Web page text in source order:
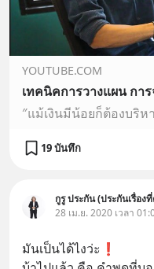
YOUTUBE.COM
19 บันทึก
กูรู ประกัน (ประกันเรื่อง
28 เม.ย. 2020 เวลา
มันเป็นได้ไงว่ะ❗